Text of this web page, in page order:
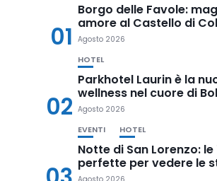
01
Borgo delle Favole:
amore al Castello di
Agosto 2026
02
HOTEL
Parkhotel Laurin è la
wellness nel cuore di
Agosto 2026
EVENTI HOTEL
Notte di San Lorenzo:
perfette per vedere le